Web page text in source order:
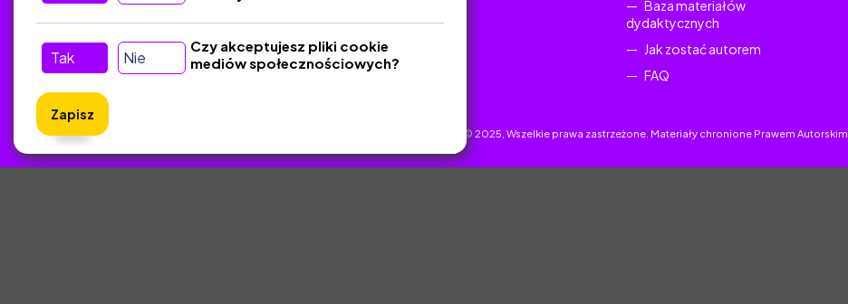
Baza materiałów
dydaktycznych
Jak zostać autorem
FAQ
ZlotyNauczyciel.pl © 2025, Wszelkie prawa zastrzeżone. Materiały chronione Prawem Autorskim.
Tak Nie
Czy akceptujesz pliki cookie
mediów społecznościowych?
Zapisz